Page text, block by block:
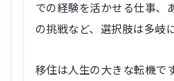
での経験を活かせる仕事、
の挑戦など、選択肢は多岐
移住は人生の大きな転機で